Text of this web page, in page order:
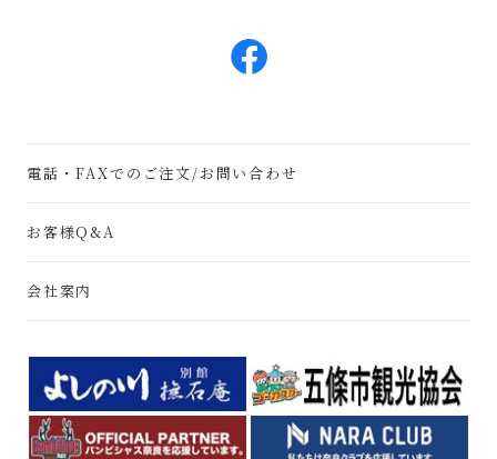
電話・FAXでのご注文/お問い合わせ
お客様Q&A
会社案内